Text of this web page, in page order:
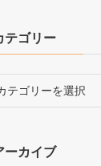
テゴリー
ーカイブ